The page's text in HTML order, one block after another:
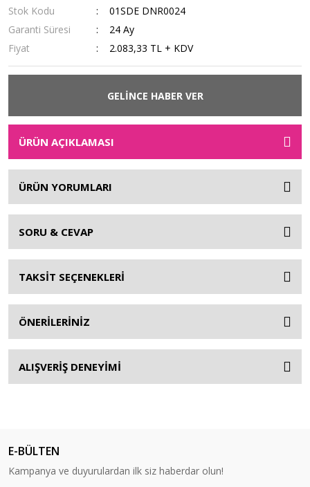
Stok Kodu
01SDE DNR0024
Garanti Süresi
24 Ay
Fiyat
2.083,33 TL + KDV
GELİNCE HABER VER
ÜRÜN AÇIKLAMASI
ÜRÜN YORUMLARI
SORU & CEVAP
TAKSİT SEÇENEKLERİ
ÖNERİLERİNİZ
ALIŞVERİŞ DENEYİMİ
E-BÜLTEN
Kampanya ve duyurulardan ilk siz haberdar olun!